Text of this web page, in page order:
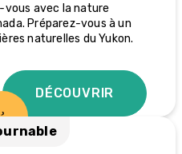
vous avec la nature
Préparez-vous à un
naturelles du Yukon.
DÉCOUVRIR